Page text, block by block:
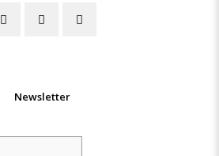
Newsletter